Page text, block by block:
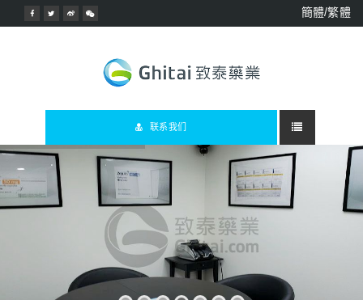
簡體/繁體
联系我们